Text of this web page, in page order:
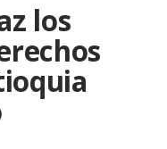
los